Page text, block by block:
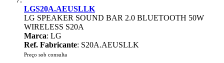
LGS20A.AEUSLLK
LG SPEAKER SOUND BAR 2.0 BLUETOOTH 50W
WIRELESS S20A
Marca: LG
Ref. Fabricante: S20A.AEUSLLK
Preço sob consulta